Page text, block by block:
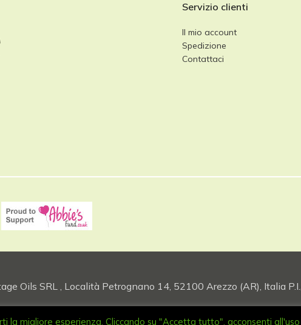
Servizio clienti
Il mio account
Spedizione
Contattaci
Oils SRL , Località Petrognano 14, 52100 Arezzo (AR), Italia
la migliore esperienza. Cliccando su "Accetta tutto", acconsenti all'uso